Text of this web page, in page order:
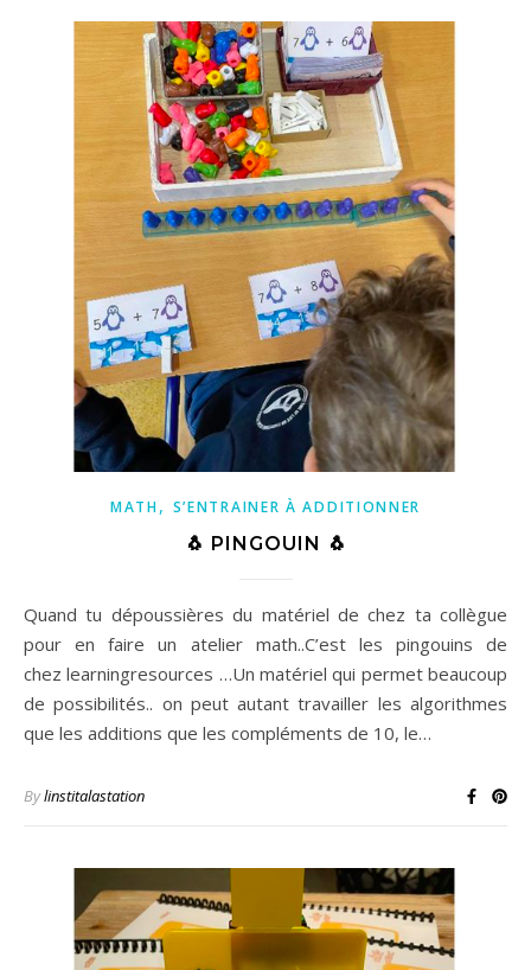
MATH, S’ENTRAINER À ADDITIONNER
🐧 PINGOUIN 🐧
Quand tu dépoussières du matériel de chez ta collègue
pour en faire un atelier math..C’est les pingouins de
chez learningresources …Un matériel qui permet beaucoup
de possibilités.. on peut autant travailler les algorithmes
que les additions que les compléments de 10, le…
Bylinstitalastation